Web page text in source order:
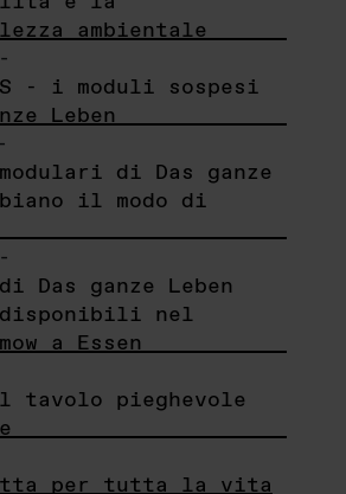
ambientale
- i moduli sospesi
Leben
di Das ganze
il modo di
Das ganze Leben
disponibili nel
a Essen
il tavolo pieghevole
per tutta la vita